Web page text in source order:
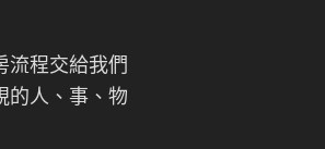
流程交給我們
的人、事、物